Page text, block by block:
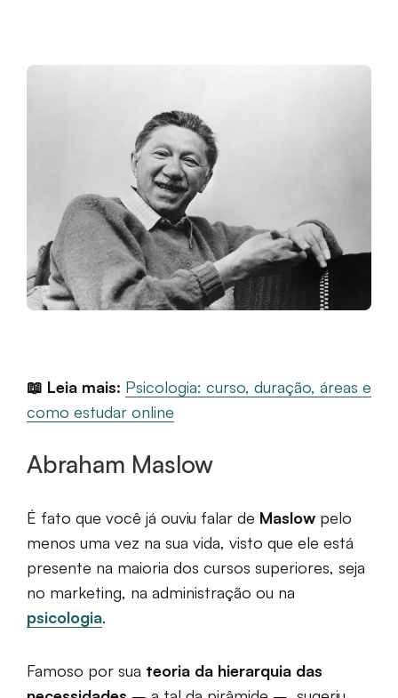
📖 Leia mais: Psicologia: curso, duração, áreas e
como estudar online
Abraham Maslow
É fato que você já ouviu falar de Maslow pelo
menos uma vez na sua vida, visto que ele está
presente na maioria dos cursos superiores, seja
no marketing, na administração ou na
psicologia.
Famoso por sua teoria da hierarquia das